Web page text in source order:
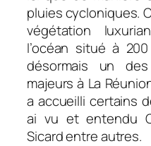
pluies cycloniques.
végétation
l’océan situé à
désormais un
majeurs à La
a accueilli certains
ai vu et entendu
Sicard entre autres.